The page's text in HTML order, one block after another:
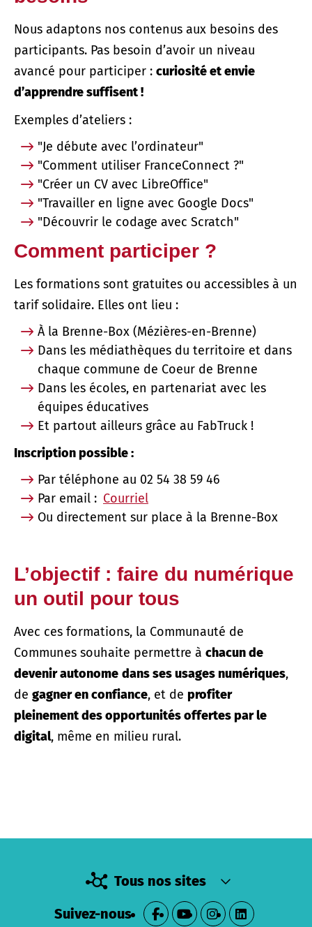
Nous adaptons nos contenus aux besoins des
participants. Pas besoin d’avoir un niveau
avancé pour participer : curiosité et envie
d’apprendre suffisent !
Exemples d’ateliers :
"Je débute avec l’ordinateur"
"Comment utiliser FranceConnect ?"
"Créer un CV avec LibreOffice"
"Travailler en ligne avec Google Docs"
"Découvrir le codage avec Scratch"
Comment participer ?
Les formations sont gratuites ou accessibles à un
tarif solidaire. Elles ont lieu :
À la Brenne-Box (Mézières-en-Brenne)
Dans les médiathèques du territoire et dans
chaque commune de Coeur de Brenne
Dans les écoles, en partenariat avec les
équipes éducatives
Et partout ailleurs grâce au FabTruck !
Inscription possible :
Par téléphone au 02 54 38 59 46
Par email : Courriel
Ou directement sur place à la Brenne-Box
L’objectif : faire du numérique
un outil pour tous
Avec ces formations, la Communauté de
Communes souhaite permettre à chacun de
devenir autonome dans ses usages numériques,
de gagner en confiance, et de profiter
pleinement des opportunités offertes par le
digital, même en milieu rural.
Tous nos sites
Suivez-nous